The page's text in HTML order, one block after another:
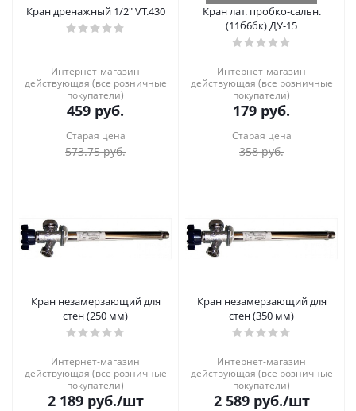
Кран дренажный 1/2" VT.430
Интернет-магазин
действующая (все розничные
покупатели)
459 руб.
Старая цена
573.75руб.
Кран лат. пробко-сальн.
(11б6бк) ДУ-15
Интернет-магазин
действующая (все розничные
покупатели)
179 руб.
Старая цена
358руб.
Кран незамерзающий для
стен (250 мм)
Интернет-магазин
действующая (все розничные
покупатели)
2 189руб./шт
Кран незамерзающий для
стен (350 мм)
Интернет-магазин
действующая (все розничные
покупатели)
2 589руб./шт